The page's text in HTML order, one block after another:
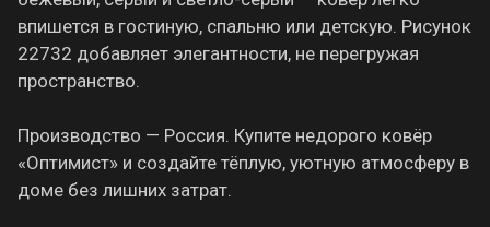
впишется в гостиную, спальню или детскую. Рисунок
22732 добавляет элегантности, не перегружая
пространство.
Производство — Россия. Купите недорого ковёр
«Оптимист» и создайте тёплую, уютную атмосферу в
доме без лишних затрат.